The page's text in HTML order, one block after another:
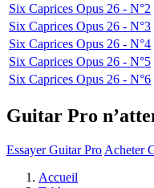
Six Caprices Opus 26 - N°2
Six Caprices Opus 26 - N°3
Six Caprices Opus 26 - N°4
Six Caprices Opus 26 - N°5
Six Caprices Opus 26 - N°6
Guitar Pro
Essayer Guitar Pro Acheter
Accueil